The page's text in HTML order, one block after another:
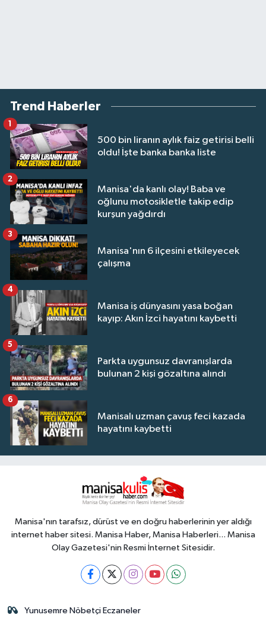
Trend Haberler
500 bin liranın aylık faiz getirisi belli
oldu! İşte banka banka liste
1
Manisa'da kanlı olay! Baba ve
oğlunu motosikletle takip edip
kurşun yağdırdı
2
Manisa'nın 6 ilçesini etkileyecek
çalışma
3
Manisa iş dünyasını yasa boğan
kayıp: Akın İzci hayatını kaybetti
4
Parkta uygunsuz davranışlarda
bulunan 2 kişi gözaltına alındı
5
Manisalı uzman çavuş feci kazada
hayatını kaybetti
6
Manisa'nın tarafsız, dürüst ve en doğru haberlerinin yer aldığı
internet haber sitesi. Manisa Haber, Manisa Haberleri... Manisa
Olay Gazetesi'nin Resmi İnternet Sitesidir.
Yunusemre Nöbetçi Eczaneler